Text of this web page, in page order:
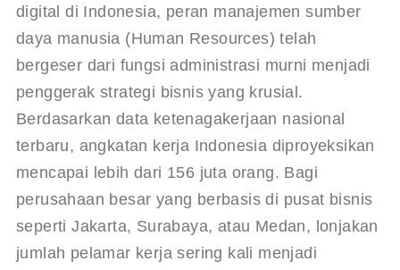
digital di Indonesia, peran manajemen sumber
daya manusia (Human Resources) telah
bergeser dari fungsi administrasi murni menjadi
penggerak strategi bisnis yang krusial.
Berdasarkan data ketenagakerjaan nasional
terbaru, angkatan kerja Indonesia diproyeksikan
mencapai lebih dari 156 juta orang. Bagi
perusahaan besar yang berbasis di pusat bisnis
seperti Jakarta, Surabaya, atau Medan, lonjakan
jumlah pelamar kerja sering kali menjadi